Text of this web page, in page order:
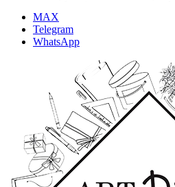
MAX
Telegram
WhatsApp